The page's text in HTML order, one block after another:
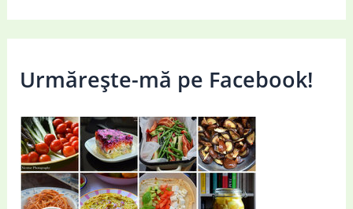
Urmărește-mă pe Facebook!